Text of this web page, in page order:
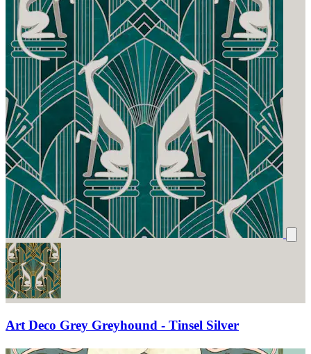
Art Deco Grey Greyhound - Tinsel Silver